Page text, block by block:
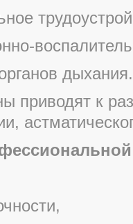
дыхания.
приводят к